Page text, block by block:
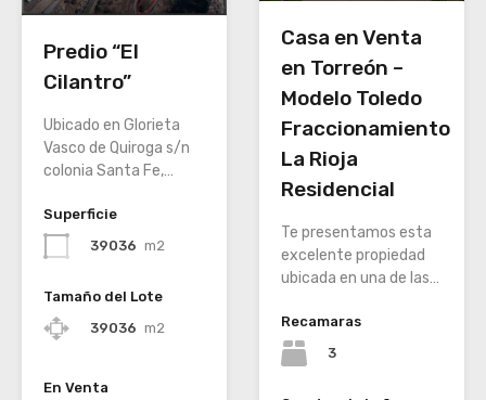
Predio “El
Cilantro”
Ubicado en Glorieta
Vasco de Quiroga s/n
colonia Santa Fe,…
Superficie
39036 m2
Tamaño del Lote
39036 m2
En Venta
Casa en Venta
en Torreón –
Modelo Toledo
Fraccionamiento
La Rioja
Residencial
Te presentamos esta
excelente propiedad
ubicada en una de las…
Recamaras
3